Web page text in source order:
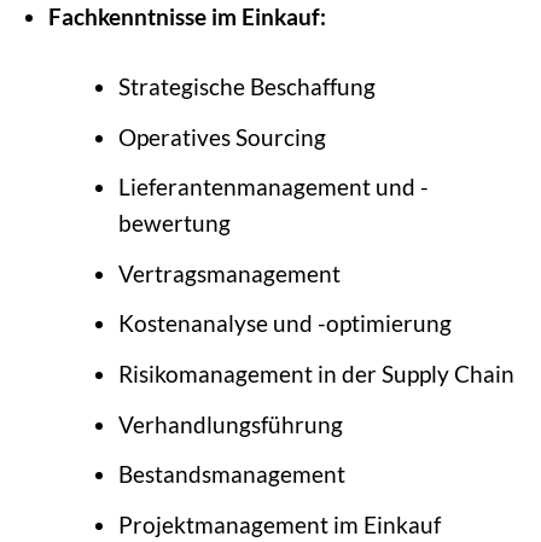
Fachkenntnisse im Einkauf:
Strategische Beschaffung
Operatives Sourcing
Lieferantenmanagement und -
bewertung
Vertragsmanagement
Kostenanalyse und -optimierung
Risikomanagement in der Supply Chain
Verhandlungsführung
Bestandsmanagement
Projektmanagement im Einkauf